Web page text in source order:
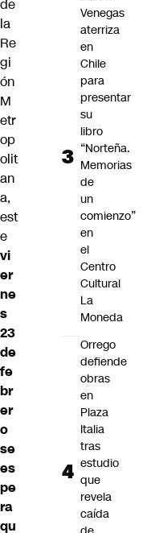
de
la
Re
gi
ón
M
etr
op
olit
an
a,
est
e
vi
er
ne
s
23
de
fe
br
er
o
se
es
pe
ra
qu
Venegas
aterriza
en
Chile
para
presentar
su
libro
“Norteña.
Memorias
de
un
comienzo”
en
el
Centro
Cultural
La
Moneda
Orrego
defiende
obras
en
Plaza
Italia
tras
estudio
que
revela
caída